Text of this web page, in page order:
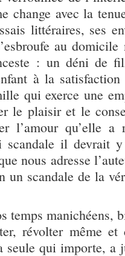
change avec la
littéraires, ses
au
: un déni de
à la
qui exerce une
le plaisir et le
l’amour qu’elle
scandale il devrait
nous adresse
un scandale de la
temps manichéens,
révolter même
seule qui importe, a